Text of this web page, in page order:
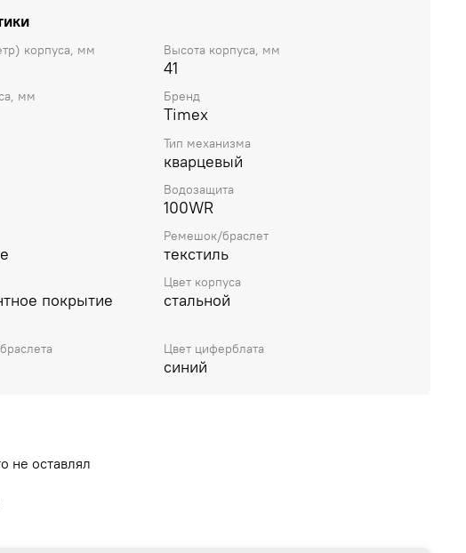
корпуса, мм Высота корпуса, мм
41
мм Бренд
Timex
Тип механизма
кварцевый
Водозащита
100WR
Ремешок/браслет
текстиль
покрытие
Цвет корпуса
стальной
Цвет циферблата
синий
не оставлял